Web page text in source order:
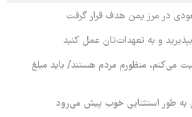
در مرز یمن هدف قرار گرفت
و به تعهدات‌تان عمل کنید
می‌کنم، منظورم مردم هستند/ باید مبلغ
به طور استثنایی خوب پیش می‌رود